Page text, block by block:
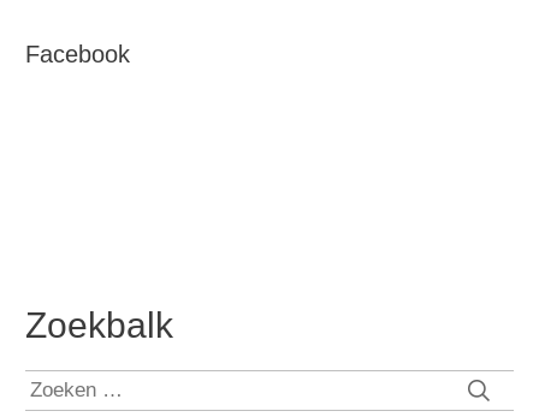
Facebook
Zoekbalk
Zoeken